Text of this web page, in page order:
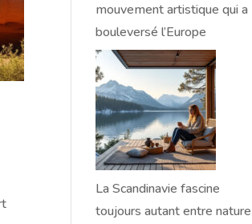
mouvement artistique qui a
bouleversé l’Europe
La Scandinavie fascine
toujours autant entre nature